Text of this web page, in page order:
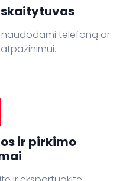
skaitytuvas
naudodami telefoną ar
ir pirkimo